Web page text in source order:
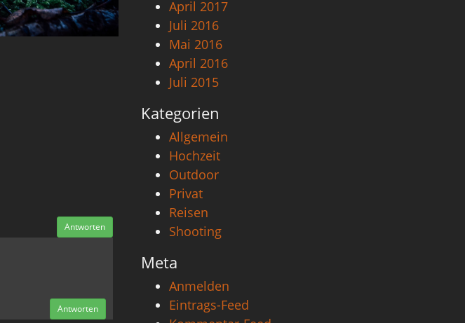
Antworten
Antworten
April 2017
Juli 2016
Mai 2016
April 2016
Juli 2015
Kategorien
Allgemein
Hochzeit
Outdoor
Privat
Reisen
Shooting
Meta
Anmelden
Eintrags-Feed